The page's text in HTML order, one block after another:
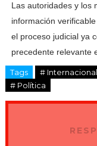
Las autoridades y los
información
el proceso judicial ya
precedente relevante
Tags #
# Política